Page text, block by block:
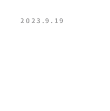
2023.9.19